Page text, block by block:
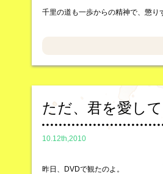
千里の道も一歩からの精神で、懲り
ただ、君を愛し
10.12th,2010
昨日、DVDで観たのよ。